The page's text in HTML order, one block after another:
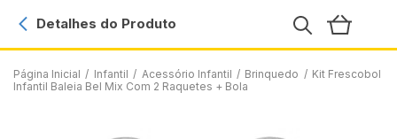
Página Inicial / Infantil / Acessório Infantil / Brinquedo / Kit Frescobol
Infantil Baleia Bel Mix Com 2 Raquetes + Bola
Detalhes do Produto